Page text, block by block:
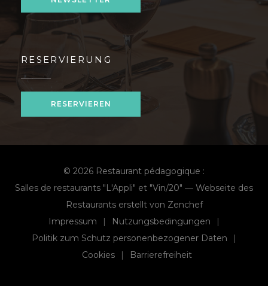
RESERVIERUNG
RESERVIEREN
© 2026 Restaurant pédagogique :
Salles de restaurants "L'Appli" et "Vin/20" — Webseite des
Restaurants erstellt von Zenchef((öffnet ein
Impressum
((öffnet ein neues Fenster))
Nutzungsbedingungen
((öffnet ein neues
Politik zum Schutz personenbezogener Daten
((öffnet ein neues Fenster))
Cookies
((öffnet ein neues Fenster))
Barrierefreiheit